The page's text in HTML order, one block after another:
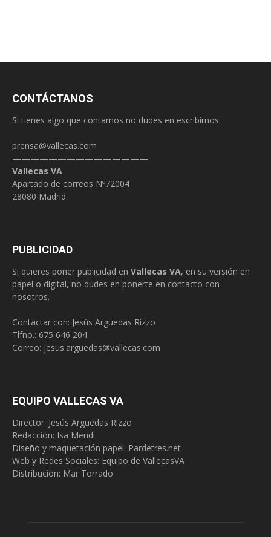
CONTÁCTANOS
Si tienes algo que contarnos no dudes en escribirnos:
prensa@vallecas.com
———————————————
Vallecas VA
Apartado de correos Nº72004
28080 Madrid
PUBLICIDAD
Si quieres poner publicidad en Vallecas VA, en su versión en
papel o digital, no dudes en ponerte en contacto con
nosotros.
Contactar con: Jesús Arguedas Rizzo
Tlfno.: 675 646 204
Correo: jesus.arguedas@vallecas.com
EQUIPO VALLECAS VA
Director: Jesús Arguedas Rizzo
Redacción: Isa Mendi
Diseño y maquetación papel: Pardetres.net
Web y Redes Sociales: Equipo de VallecasVA
Distribución: Mar Torrado